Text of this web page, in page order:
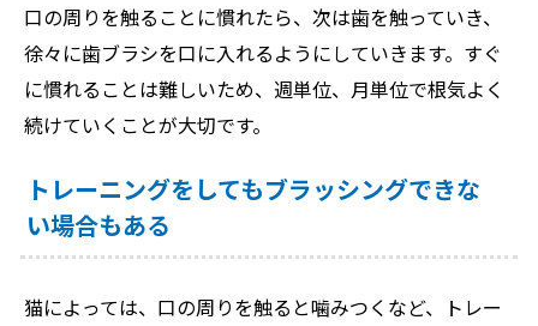
口の周りを触ることに慣れたら、次は歯を触っていき、
徐々に歯ブラシを口に入れるようにしていきます。すぐ
に慣れることは難しいため、週単位、月単位で根気よく
続けていくことが大切です。
トレーニングをしてもブラッシングできな
い場合もある
猫によっては、口の周りを触ると噛みつくなど、トレー